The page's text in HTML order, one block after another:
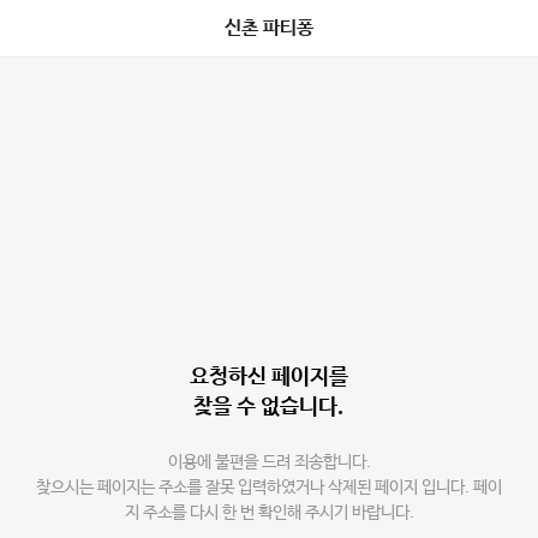
신촌 파티퐁
요청하신 페이지를
찾을 수 없습니다.
이용에 불편을 드려 죄송합니다.
찾으시는 페이지는 주소를 잘못 입력하였거나 삭제된 페이지 입니다. 페이
지 주소를 다시 한 번 확인해 주시기 바랍니다.